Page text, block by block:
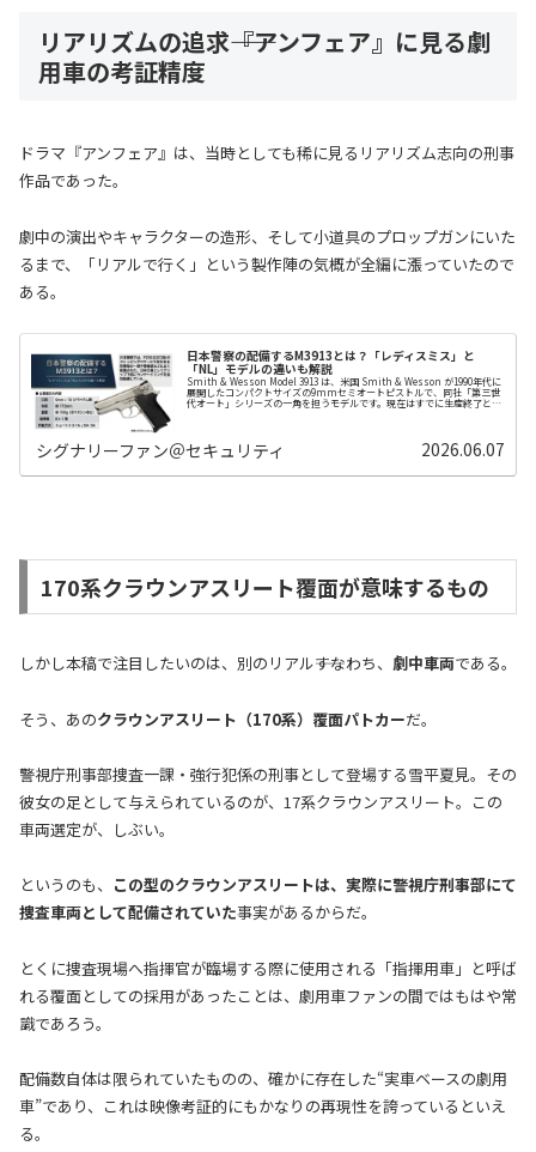
リアリズムの追求――『アンフェア』に見る劇
用車の考証精度
ドラマ『アンフェア』は、当時としても稀に見るリアリズム志向の刑事
作品であった。
劇中の演出やキャラクターの造形、そして小道具のプロップガンにいた
るまで、「リアルで行く」という製作陣の気概が全編に漲っていたので
ある。
日本警察の配備するM3913とは？「レディスミス」と
「NL」モデルの違いも解説
Smith & Wesson Model 3913 は、米国 Smith & Wesson が1990年代に
展開したコンパクトサイズの9mmセミオートピストルで、同社「第三世
代オート」シリーズの一角を担うモデルです。現在はすでに生産終了と
シグナリーファン＠セキュリティ 2026.06.07
170系クラウンアスリート覆面が意味するもの
しかし本稿で注目したいのは、別のリアル――すなわち、 劇中車両である。
そう、あのクラウンアスリート（170系）覆面パトカーだ。
警視庁刑事部捜査一課・強行犯係の刑事として登場する雪平夏見。その
彼女の足として与えられているのが、17系クラウンアスリート。この
車両選定が、しぶい。
というのも、 この型のクラウンアスリートは、実際に警視庁刑事部にて
捜査車両として配備されていた事実があるからだ。
とくに捜査現場へ指揮官が臨場する際に使用される「指揮用車」と呼ば
れる覆面としての採用があったことは、劇用車ファンの間ではもはや常
識であろう。
配備数自体は限られていたものの、確かに存在した“実車ベースの劇用
車”であり、これは映像考証的にもかなりの再現性を誇っているといえ
る。